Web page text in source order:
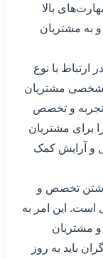
بالا
به مشتریان
با نوع
شخصی مشتریان
تجربه و تخصص
برای مشتریان
و آرایش کمک
تخصص و
است. این امر به
و مشتریان
باید به روز